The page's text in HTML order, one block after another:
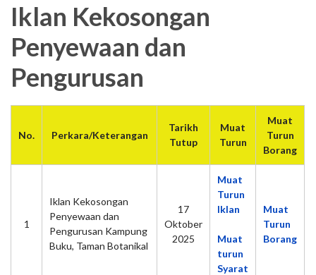
Iklan Kekosongan
Penyewaan dan
Pengurusan
No. Perkara/Keterangan
Tarikh
Tutup
Muat
Turun
Muat
Turun
Borang
1
Iklan Kekosongan
Penyewaan dan
Pengurusan Kampung
Buku, Taman Botanikal
17
Oktober
2025
Muat
Turun
Iklan
Muat
turun
Syarat
Muat
Turun
Borang